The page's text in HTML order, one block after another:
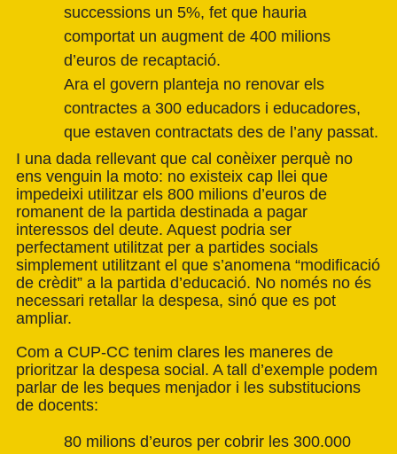
successions un 5%, fet que hauria
comportat un augment de 400 milions
d’euros de recaptació.
Ara el govern planteja no renovar els
contractes a 300 educadors i educadores,
que estaven contractats des de l’any passat.
I una dada rellevant que cal conèixer perquè no
ens venguin la moto: no existeix cap llei que
impedeixi utilitzar els 800 milions d’euros de
romanent de la partida destinada a pagar
interessos del deute. Aquest podria ser
perfectament utilitzat per a partides socials
simplement utilitzant el que s’anomena “modificació
de crèdit” a la partida d’educació. No només no és
necessari retallar la despesa, sinó que es pot
ampliar.
Com a CUP-CC tenim clares les maneres de
prioritzar la despesa social. A tall d’exemple podem
parlar de les beques menjador i les substitucions
de docents:
80 milions d’euros per cobrir les 300.000